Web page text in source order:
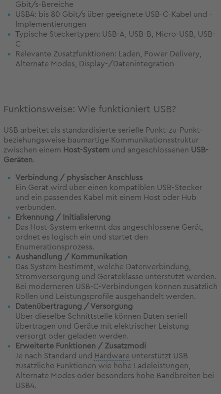
Gbit/s-Bereiche
USB4: bis 80 Gbit/s über geeignete USB-C-Kabel und -
Implementierungen
Typische Steckertypen: USB-A, USB-B, Micro-USB, USB-
C
Relevante Zusatzfunktionen: Laden, Power Delivery,
Alternate Modes, Display-/Datenintegration
Funktionsweise: Wie funktioniert USB?
USB arbeitet als standardisierte serielle Punkt-zu-Punkt-
beziehungsweise baumartige Kommunikationsstruktur
zwischen einem Host-System und angeschlossenen USB-
Geräten.
Verbindung / physischer Anschluss
Ein Gerät wird über einen kompatiblen USB-Stecker
und ein passendes Kabel mit einem Host oder Hub
verbunden.
Erkennung / Initialisierung
Das Host-System erkennt das angeschlossene Gerät,
ordnet es logisch ein und startet den
Enumerationsprozess.
Aushandlung / Kommunikation
Das System bestimmt, welche Datenverbindung,
Stromversorgung und Geräteklasse unterstützt werden.
Bei moderneren USB-C-Verbindungen können zusätzlich
Rollen und Leistungsprofile ausgehandelt werden.
Datenübertragung / Versorgung
Über dieselbe Schnittstelle können Daten seriell
übertragen und Geräte mit elektrischer Leistung
versorgt oder geladen werden.
Erweiterte Funktionen / Zusatzmodi
Je nach Standard und Hardware unterstützt USB
zusätzliche Funktionen wie hohe Ladeleistungen,
Alternate Modes oder besonders hohe Bandbreiten bei
USB4.